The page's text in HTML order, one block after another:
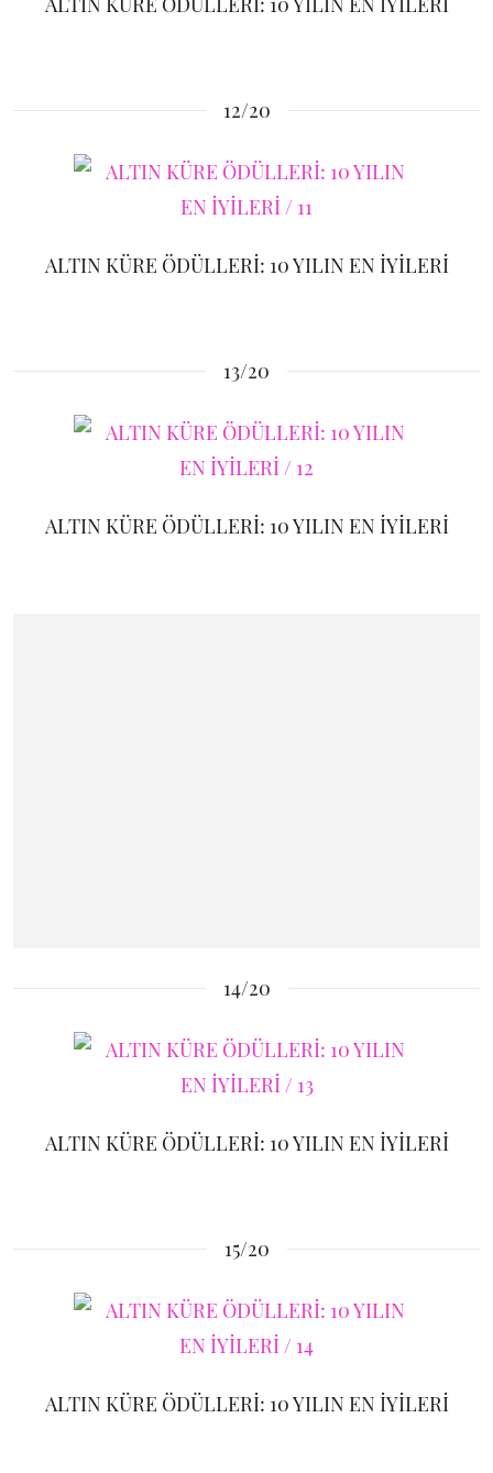
12/20
ALTIN KÜRE ÖDÜLLERİ: 10 YILIN EN İYİLERİ
13/20
ALTIN KÜRE ÖDÜLLERİ: 10 YILIN EN İYİLERİ
14/20
ALTIN KÜRE ÖDÜLLERİ: 10 YILIN EN İYİLERİ
15/20
ALTIN KÜRE ÖDÜLLERİ: 10 YILIN EN İYİLERİ